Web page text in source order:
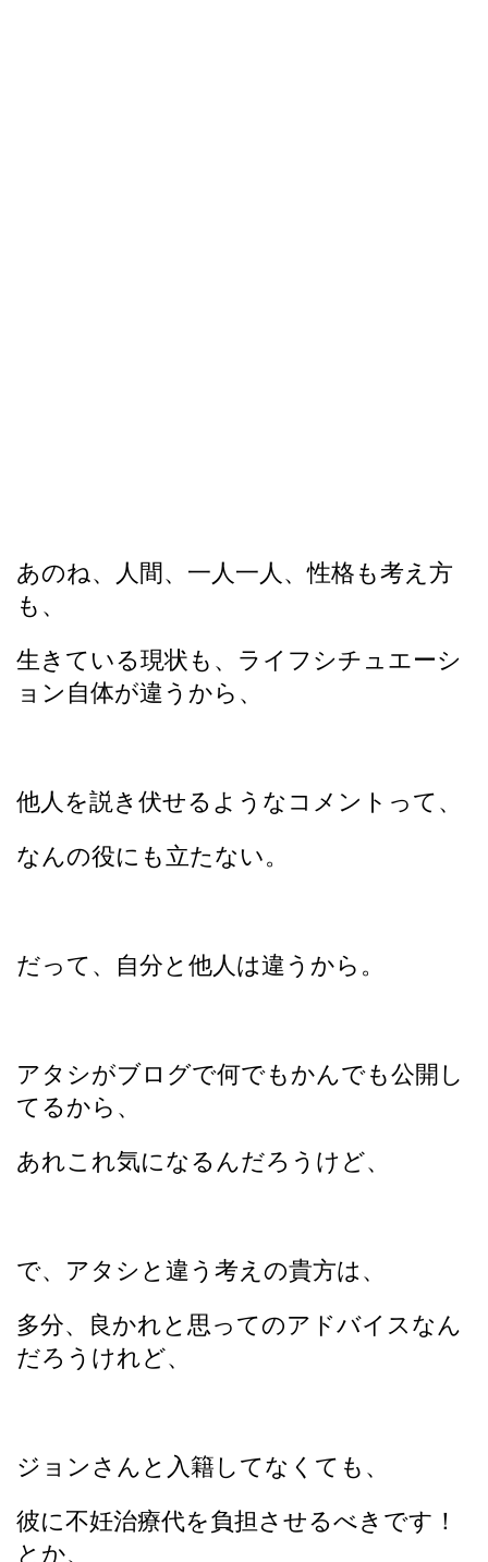
あのね、人間、一人一人、性格も考え方
も、
生きている現状も、ライフシチュエーシ
ョン自体が違うから、
他人を説き伏せるようなコメントって、
なんの役にも立たない。
だって、自分と他人は違うから。
アタシがブログで何でもかんでも公開し
てるから、
あれこれ気になるんだろうけど、
で、アタシと違う考えの貴方は、
多分、良かれと思ってのアドバイスなん
だろうけれど、
ジョンさんと入籍してなくても、
彼に不妊治療代を負担させるべきです！
とか、